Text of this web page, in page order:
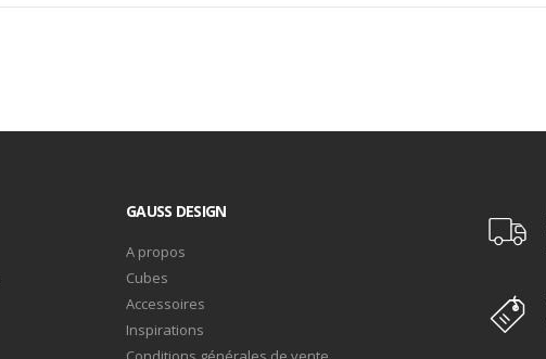
GAUSS DESIGN
A propos
Cubes
Accessoires
Inspirations